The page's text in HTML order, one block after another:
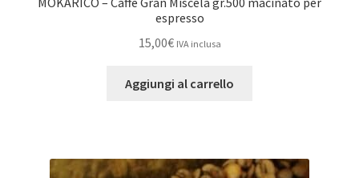
espresso
15,00€ IVA inclusa
Aggiungi al carrello